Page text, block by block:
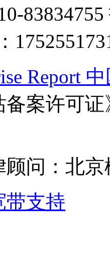
83834755
Report
案许可
问：北
带支持